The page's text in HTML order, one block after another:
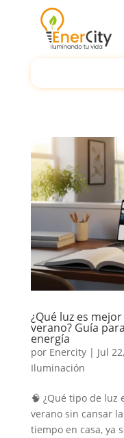
¿Qué luz es
verano? Guía
energía
por Enercity| Jul
Iluminación
🧠 ¿Qué tipo de luz
verano sin cansar
tiempo en casa, ya